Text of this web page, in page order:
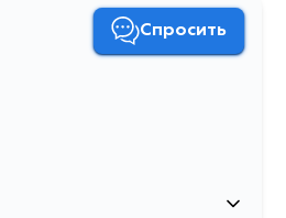
Спросить